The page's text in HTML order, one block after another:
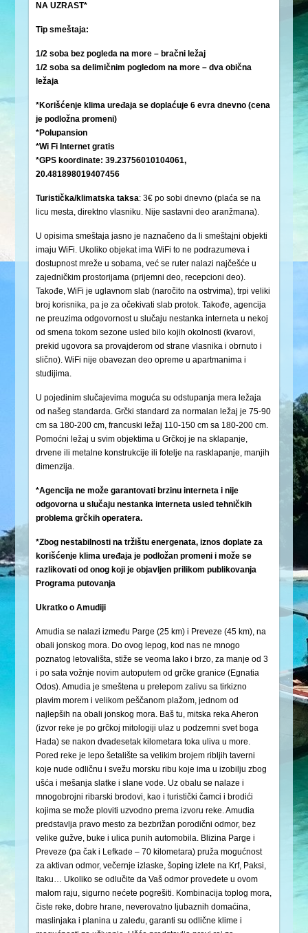
NA UZRAST*
Tip smeštaja:
1/2 soba bez pogleda na more – bračni ležaj
1/2 soba sa delimičnim pogledom na more – dva obična
ležaja
*Korišćenje klima uređaja se doplaćuje 6 evra dnevno (cena
je podložna promeni)
*Polupansion
*Wi Fi Internet gratis
*GPS koordinate: 39.23756010104061,
20.481898019407456
Turistička/klimatska taksa: 3€ po sobi dnevno (plaća se na
licu mesta, direktno vlasniku. Nije sastavni deo aranžmana).
U opisima smeštaja jasno je naznačeno da li smeštajni objekti
imaju WiFi. Ukoliko objekat ima WiFi to ne podrazumeva i
dostupnost mreže u sobama, već se ruter nalazi najčešće u
zajedničkim prostorijama (prijemni deo, recepcioni deo).
Takođe, WiFi je uglavnom slab (naročito na ostrvima), trpi veliki
broj korisnika, pa je za očekivati slab protok. Takođe, agencija
ne preuzima odgovornost u slučaju nestanka interneta u nekoj
od smena tokom sezone usled bilo kojih okolnosti (kvarovi,
prekid ugovora sa provajderom od strane vlasnika i obrnuto i
slično). WiFi nije obavezan deo opreme u apartmanima i
studijima.
U pojedinim slučajevima moguća su odstupanja mera ležaja
od našeg standarda. Grčki standard za normalan ležaj je 75-90
cm sa 180-200 cm, francuski ležaj 110-150 cm sa 180-200 cm.
Pomoćni ležaj u svim objektima u Grčkoj je na sklapanje,
drvene ili metalne konstrukcije ili fotelje na rasklapanje, manjih
dimenzija.
*Agencija ne može garantovati brzinu interneta i nije
odgovorna u slučaju nestanka interneta usled tehničkih
problema grčkih operatera.
*Zbog nestabilnosti na tržištu energenata, iznos doplate za
korišćenje klima uređaja je podložan promeni i može se
razlikovati od onog koji je objavljen prilikom publikovanja
Programa putovanja
Ukratko o Amudiji
Amudia se nalazi između Parge (25 km) i Preveze (45 km), na
obali jonskog mora. Do ovog lepog, kod nas ne mnogo
poznatog letovališta, stiže se veoma lako i brzo, za manje od 3
i po sata vožnje novim autoputem od grčke granice (Egnatia
Odos). Amudia je smeštena u prelepom zalivu sa tirkizno
plavim morem i velikom peščanom plažom, jednom od
najlepših na obali jonskog mora. Baš tu, mitska reka Aheron
(izvor reke je po grčkoj mitologiji ulaz u podzemni svet boga
Hada) se nakon dvadesetak kilometara toka uliva u more.
Pored reke je lepo šetalište sa velikim brojem ribljih taverni
koje nude odličnu i svežu morsku ribu koje ima u izobilju zbog
ušća i mešanja slatke i slane vode. Uz obalu se nalaze i
mnogobrojni ribarski brodovi, kao i turistički čamci i brodići
kojima se može ploviti uzvodno prema izvoru reke. Amudia
predstavlja pravo mesto za bezbrižan porodični odmor, bez
velike gužve, buke i ulica punih automobila. Blizina Parge i
Preveze (pa čak i Lefkade – 70 kilometara) pruža mogućnost
za aktivan odmor, večernje izlaske, šoping izlete na Krf, Paksi,
Itaku… Ukoliko se odlučite da Vaš odmor provedete u ovom
malom raju, sigurno nećete pogrešiti. Kombinacija toplog mora,
čiste reke, dobre hrane, neverovatno ljubaznih domaćina,
maslinjaka i planina u zaleđu, garanti su odlične klime i